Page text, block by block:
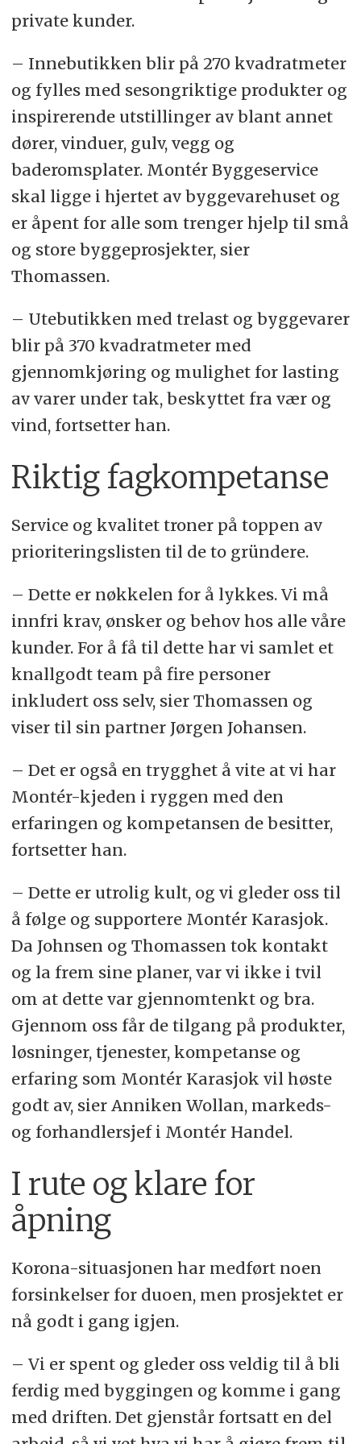
private kunder.
– Innebutikken blir på 270 kvadratmeter
og fylles med sesongriktige produkter og
inspirerende utstillinger av blant annet
dører, vinduer, gulv, vegg og
baderomsplater. Montér Byggeservice
skal ligge i hjertet av byggevarehuset og
er åpent for alle som trenger hjelp til små
og store byggeprosjekter, sier
Thomassen.
– Utebutikken med trelast og byggevarer
blir på 370 kvadratmeter med
gjennomkjøring og mulighet for lasting
av varer under tak, beskyttet fra vær og
vind, fortsetter han.
Riktig fagkompetanse
Service og kvalitet troner på toppen av
prioriteringslisten til de to gründere.
– Dette er nøkkelen for å lykkes. Vi må
innfri krav, ønsker og behov hos alle våre
kunder. For å få til dette har vi samlet et
knallgodt team på fire personer
inkludert oss selv, sier Thomassen og
viser til sin partner Jørgen Johansen.
– Det er også en trygghet å vite at vi har
Montér-kjeden i ryggen med den
erfaringen og kompetansen de besitter,
fortsetter han.
– Dette er utrolig kult, og vi gleder oss til
å følge og supportere Montér Karasjok.
Da Johnsen og Thomassen tok kontakt
og la frem sine planer, var vi ikke i tvil
om at dette var gjennomtenkt og bra.
Gjennom oss får de tilgang på produkter,
løsninger, tjenester, kompetanse og
erfaring som Montér Karasjok vil høste
godt av, sier Anniken Wollan, markeds-
og forhandlersjef i Montér Handel.
I rute og klare for
åpning
Korona-situasjonen har medført noen
forsinkelser for duoen, men prosjektet er
nå godt i gang igjen.
– Vi er spent og gleder oss veldig til å bli
ferdig med byggingen og komme i gang
med driften. Det gjenstår fortsatt en del